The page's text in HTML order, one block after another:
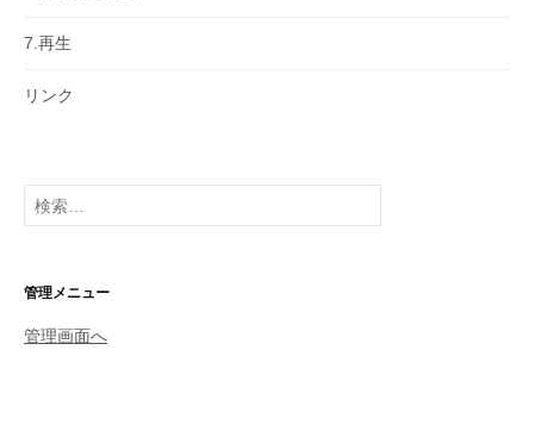
7.再生
リンク
検
索:
管理メニュー
管理画面へ